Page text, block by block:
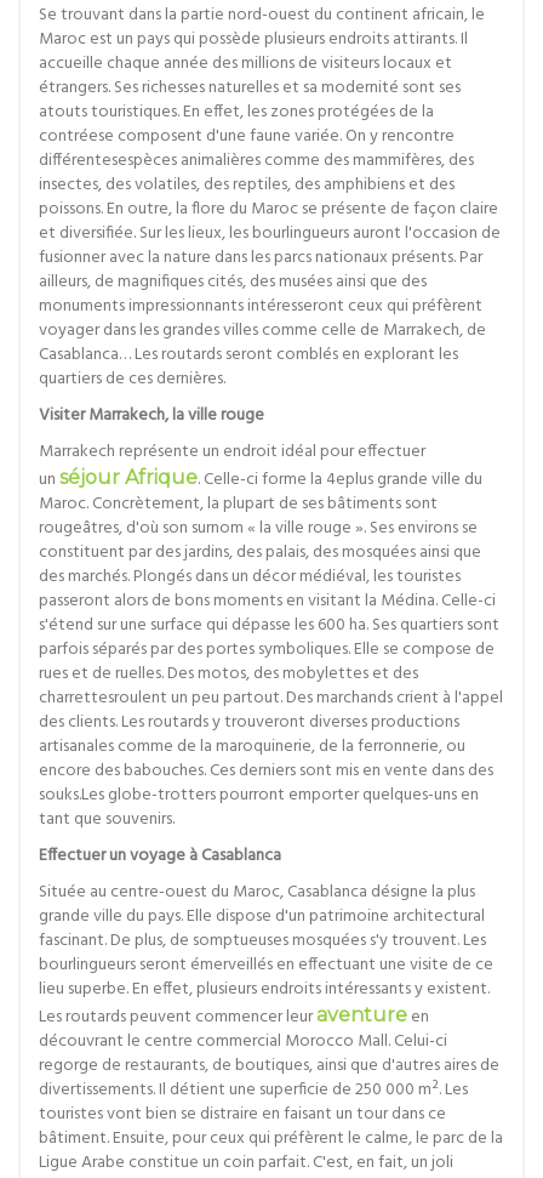
Se trouvant dans la partie nord-ouest du continent africain, le
Maroc est un pays qui possède plusieurs endroits attirants. Il
accueille chaque année des millions de visiteurs locaux et
étrangers. Ses richesses naturelles et sa modernité sont ses
atouts touristiques. En effet, les zones protégées de la
contréese composent d'une faune variée. On y rencontre
différentesespèces animalières comme des mammifères, des
insectes, des volatiles, des reptiles, des amphibiens et des
poissons. En outre, la flore du Maroc se présente de façon claire
et diversifiée. Sur les lieux, les bourlingueurs auront l'occasion de
fusionner avec la nature dans les parcs nationaux présents. Par
ailleurs, de magnifiques cités, des musées ainsi que des
monuments impressionnants intéresseront ceux qui préfèrent
voyager dans les grandes villes comme celle de Marrakech, de
Casablanca… Les routards seront comblés en explorant les
quartiers de ces dernières.
Visiter Marrakech, la ville rouge
Marrakech représente un endroit idéal pour effectuer
un séjour Afrique. Celle-ci forme la 4eplus grande ville du
Maroc. Concrètement, la plupart de ses bâtiments sont
rougeâtres, d'où son surnom « la ville rouge ». Ses environs se
constituent par des jardins, des palais, des mosquées ainsi que
des marchés. Plongés dans un décor médiéval, les touristes
passeront alors de bons moments en visitant la Médina. Celle-ci
s'étend sur une surface qui dépasse les 600 ha. Ses quartiers sont
parfois séparés par des portes symboliques. Elle se compose de
rues et de ruelles. Des motos, des mobylettes et des
charrettesroulent un peu partout. Des marchands crient à l'appel
des clients. Les routards y trouveront diverses productions
artisanales comme de la maroquinerie, de la ferronnerie, ou
encore des babouches. Ces derniers sont mis en vente dans des
souks.Les globe-trotters pourront emporter quelques-uns en
tant que souvenirs.
Effectuer un voyage à Casablanca
Située au centre-ouest du Maroc, Casablanca désigne la plus
grande ville du pays. Elle dispose d'un patrimoine architectural
fascinant. De plus, de somptueuses mosquées s'y trouvent. Les
bourlingueurs seront émerveillés en effectuant une visite de ce
lieu superbe. En effet, plusieurs endroits intéressants y existent.
Les routards peuvent commencer leuraventure en
découvrant le centre commercial Morocco Mall. Celui-ci
regorge de restaurants, de boutiques, ainsi que d'autres aires de
divertissements. Il détient une superficie de 250 000 m². Les
touristes vont bien se distraire en faisant un tour dans ce
bâtiment. Ensuite, pour ceux qui préfèrent le calme, le parc de la
Ligue Arabe constitue un coin parfait. C'est, en fait, un joli